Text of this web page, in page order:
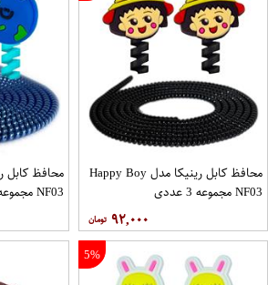
محافظ کابل رینیکا مدل Happy Boy
NF03 مجموعه 3 عددی
۹۲,۰۰۰
NF03 مجموعه 3 عددی
5%